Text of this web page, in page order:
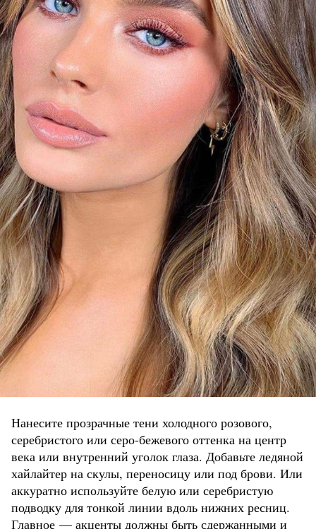
Нанесите прозрачные тени холодного розового,
серебристого или серо-бежевого оттенка на центр
века или внутренний уголок глаза. Добавьте ледяной
хайлайтер на скулы, переносицу или под брови. Или
аккуратно используйте белую или серебристую
подводку для тонкой линии вдоль нижних ресниц.
Главное — акценты должны быть сдержанными и